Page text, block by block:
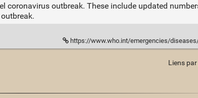
outbreak. These include updated
https://www.who.int/emergencies/diseases/
Liens